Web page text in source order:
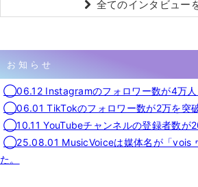
全てのインタビュー
お知らせ
◯06.12 Instagramのフォロワー数が4万人
◯06.01 TikTokのフォロワー数が2万を突破
◯10.11 YouTubeチャンネルの登録者数が
◯25.08.01 MusicVoiceは媒体名が「vois
た。